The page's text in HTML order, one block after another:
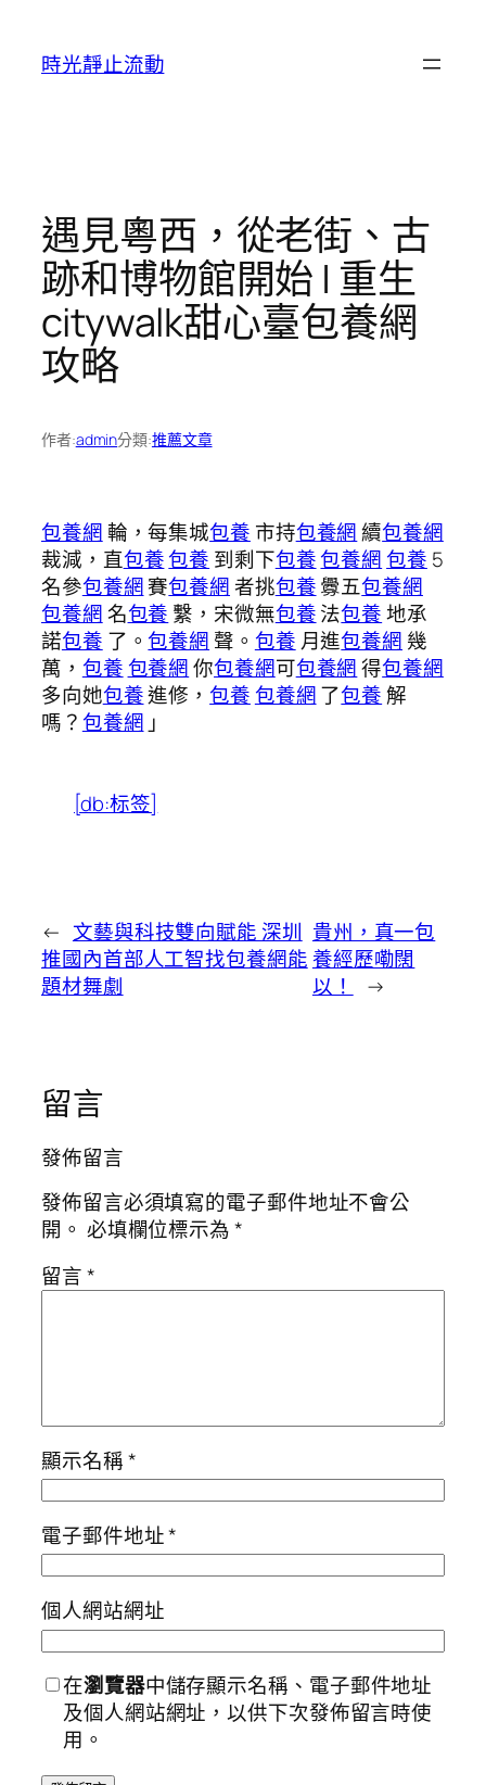
時光靜止流動
遇見粵西，從老街、古
跡和博物館開始 | 重生
citywalk甜心臺包養網
攻略
作者:admin分類:推薦文章
包養網輪，每集城包養 市持包養網續包養網
裁減，直包養包養 到剩下包養包養網包養 5
名參包養網賽包養網者挑包養釁五包養網
包養網名包養 繫，宋微無包養法包養地承
諾包養 了。包養網 聲。 包養 月進包養網 幾
萬， 包養包養網你包養網可包養網得包養網
多向她包養進修，包養包養網了包養解
嗎？包養網 」
[db:标签]
← 文藝與科技雙向賦能 深圳
推國內首部人工智找包養網能
題材舞劇
貴州，真一包
養經歷嘞闊
以！
→
留言
發佈留言
發佈留言必須填寫的電子郵件地址不會公
開。 必填欄位標示為*
留言*
顯示名稱*
電子郵件地址*
個人網站網址
在瀏覽器中儲存顯示名稱、電子郵件地址
及個人網站網址，以供下次發佈留言時使
用。